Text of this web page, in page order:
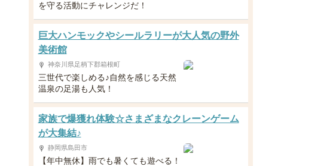
を守る活動にチャレンジだ！
巨大ハンモックやシールラリーが大人気の野外
美術館
神奈川県足柄下郡箱根町
三世代で楽しめる♪自然を感じる天然
温泉の足湯も人気！
家族で爆獲れ体験☆さまざまなクレーンゲーム
が大集結♪
静岡県島田市
【年中無休】雨でも暑くても遊べる！